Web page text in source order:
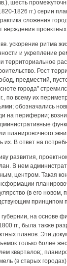
шесть
1826 гг.) серии
сложения
верждения
ускорение ритма
и укрепление
территориальное
Рост
предместий,
города"
по всему их
обозначались
на периферии;
планировочного
их. В ответ на
развития,
В нем
центром. Такая
(в его
принципом
губернии, на основе
гг., была также
планов. Эти
только более
кварталов;,
(в старых